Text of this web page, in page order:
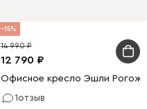
Дуб Барбера/Терракотовый
15
12 790
14 990
Офисное кресло Эшли
1отзыв